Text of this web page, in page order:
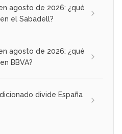
agosto de 2026: ¿qué
el Sabadell?
agosto de 2026: ¿qué
BBVA?
divide España